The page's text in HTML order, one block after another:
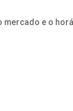
mercado e o